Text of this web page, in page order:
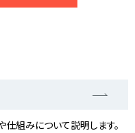
組みについて説明します。